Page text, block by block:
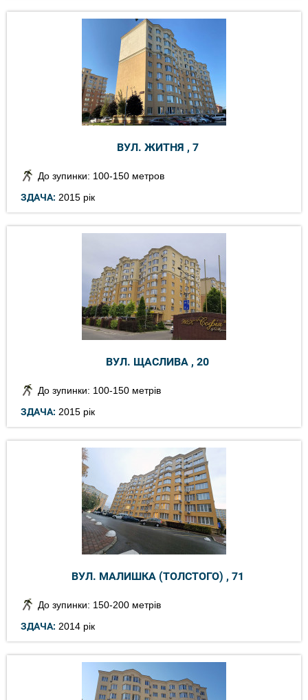
ВУЛ. ЖИТНЯ , 7
До зупинки: 100-150 метров
ЗДАЧА: 2015 рік
ВУЛ. ЩАСЛИВА , 20
До зупинки: 100-150 метрів
ЗДАЧА: 2015 рік
ВУЛ. МАЛИШКА (ТОЛСТОГО) , 71
До зупинки: 150-200 метрів
ЗДАЧА: 2014 рік